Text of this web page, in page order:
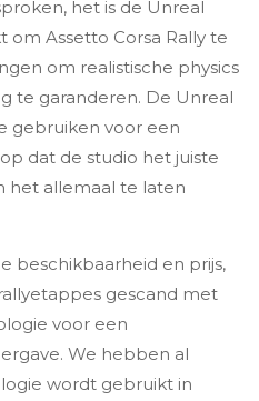
het is de Unreal
om Assetto Corsa Rally te
om realistische physics
te garanderen. De Unreal
gebruiken voor een
dat de studio het juiste
het allemaal te laten
beschikbaarheid en prijs,
gescand met
voor een
We hebben al
wordt gebruikt in